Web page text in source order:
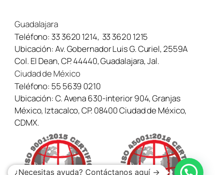
Guadalajara
Teléfono:33 3620 1214, 33 3620 1215
Ubicación:Av. Gobernador Luis G. Curiel, 2559A
Col. El Dean, CP. 44440, Guadalajara, Jal.
Ciudad de México
Teléfono: 55 5639 0210
Ubicación:C. Avena 630-interior 904, Granjas
México, Iztacalco, CP. 08400 Ciudad de México,
CDMX.
¿Necesitas ayuda? Contáctanos aquí →